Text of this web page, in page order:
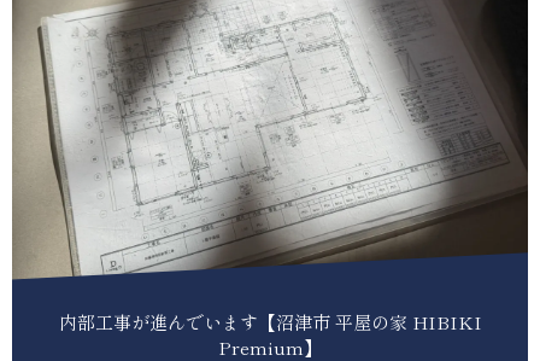
内部工事が進んでいます【沼津市 平屋の家 HIBIKI
Premium】